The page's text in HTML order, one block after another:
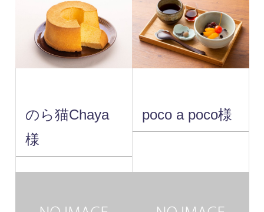
のら猫Chaya
様
poco a poco様